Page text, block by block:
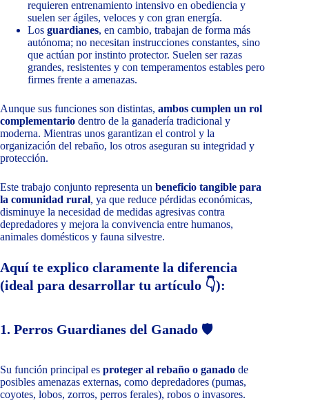
requieren entrenamiento intensivo en obediencia y
suelen ser ágiles, veloces y con gran energía.
Los guardianes, en cambio, trabajan de forma más
autónoma; no necesitan instrucciones constantes, sino
que actúan por instinto protector. Suelen ser razas
grandes, resistentes y con temperamentos estables pero
firmes frente a amenazas.
Aunque sus funciones son distintas, ambos cumplen un rol
complementario dentro de la ganadería tradicional y
moderna. Mientras unos garantizan el control y la
organización del rebaño, los otros aseguran su integridad y
protección.
Este trabajo conjunto representa un beneficio tangible para
la comunidad rural, ya que reduce pérdidas económicas,
disminuye la necesidad de medidas agresivas contra
depredadores y mejora la convivencia entre humanos,
animales domésticos y fauna silvestre.
Aquí te explico claramente la diferencia
(ideal para desarrollar tu artículo 👇):
1. Perros Guardianes del Ganado 🛡️
Su función principal es proteger al rebaño o ganado de
posibles amenazas externas, como depredadores (pumas,
coyotes, lobos, zorros, perros ferales), robos o invasores.